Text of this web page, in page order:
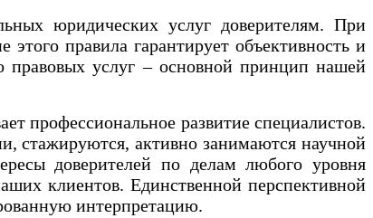
юридических услуг доверителям. При
правила гарантирует объективность и
правовых услуг – основной принцип нашей
профессиональное развитие специалистов.
стажируются, активно занимаются научной
доверителей по делам любого уровня
клиентов. Единственной перспективной
интерпретацию.